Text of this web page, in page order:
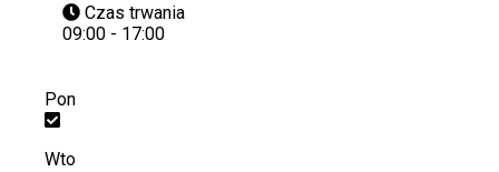
Czas trwania
09:00 - 17:00
Pon
Wto